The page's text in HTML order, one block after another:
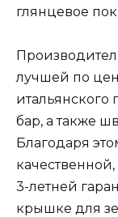
глянцевое
лучшей по
итальянского
бар, а также
Благодаря
3-летней
крышке для